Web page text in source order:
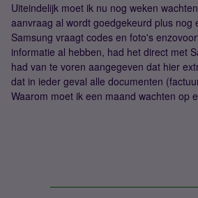
Uiteindelijk moet ik nu nog weken
aanvraag al wordt goedgekeurd plus nog
Samsung vraagt codes en foto's
informatie al hebben, had het direct met
had van te voren aangegeven dat hier
dat in ieder geval alle documenten
Waarom moet ik een maand wachten op